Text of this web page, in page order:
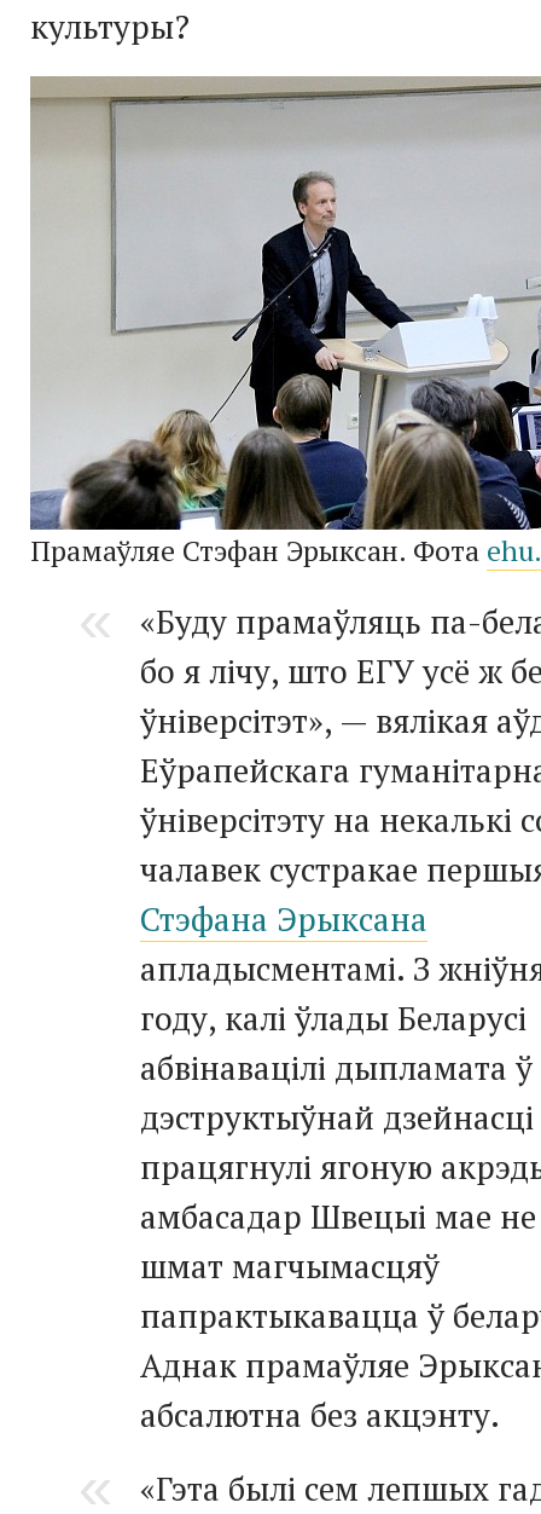
культуры?
Прамаўляе Стэфан Эрыксан. Фота
«Буду прамаўляць па-
бо я лічу, што ЕГУ усё ж
ўніверсітэт», — вялікая
Еўрапейскага
ўніверсітэту на некалькі
чалавек сустракае
Стэфана Эрыксана
апладысментамі. З
году, калі ўлады Беларусі
абвінавацілі дыпламата ў
дэструктыўнай дзейнасці
працягнулі ягоную
амбасадар Швецыі мае не
шмат магчымасцяў
папрактыкавацца ў
Аднак прамаўляе
абсалютна без акцэнту.
«Гэта былі сем лепшых